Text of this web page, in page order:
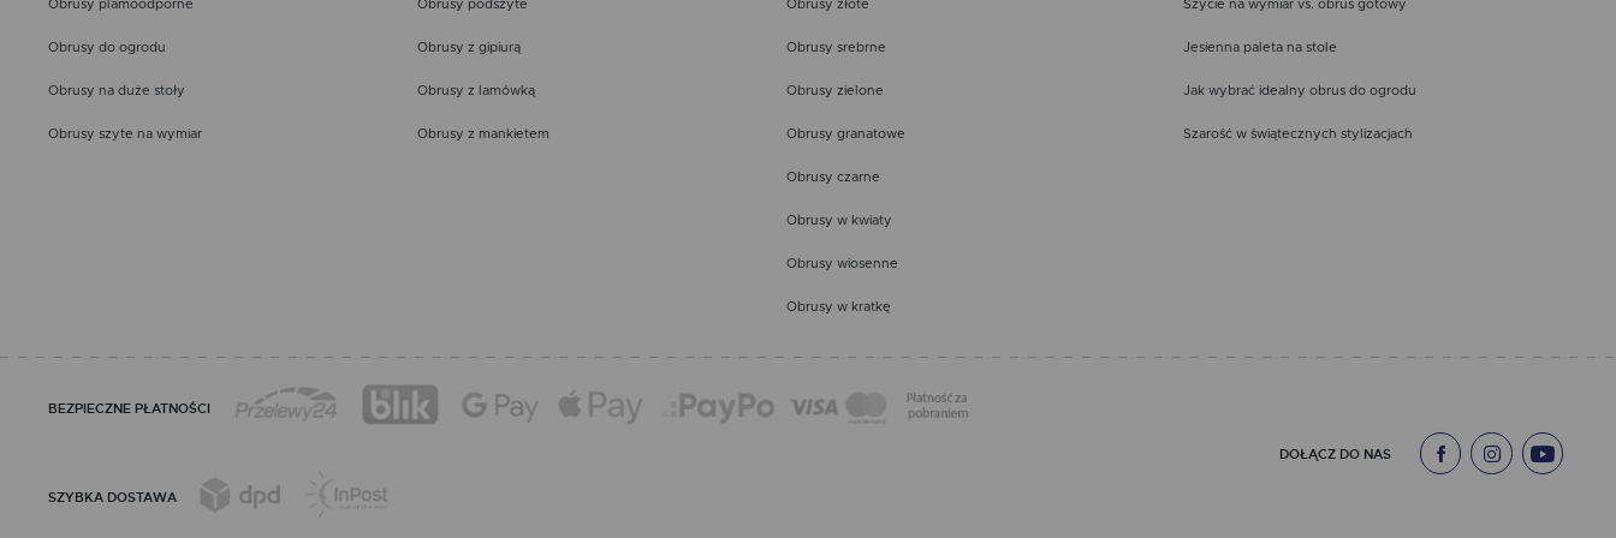
Obrusy plamoodporne
Obrusy do ogrodu
Obrusy na duże stoły
Obrusy szyte na wymiar
Obrusy podszyte
Obrusy z gipiurą
Obrusy z lamówką
Obrusy z mankietem
Obrusy złote
Obrusy srebrne
Obrusy zielone
Obrusy granatowe
Obrusy czarne
Obrusy w kwiaty
Obrusy wiosenne
Obrusy w kratkę
Szycie na wymiar vs. obrus gotowy
Jesienna paleta na stole
Jak wybrać idealny obrus do ogrodu
Szarość w świątecznych stylizacjach
BEZPIECZNE PŁATNOŚCI
SZYBKA DOSTAWA
DOŁĄCZ DO NAS